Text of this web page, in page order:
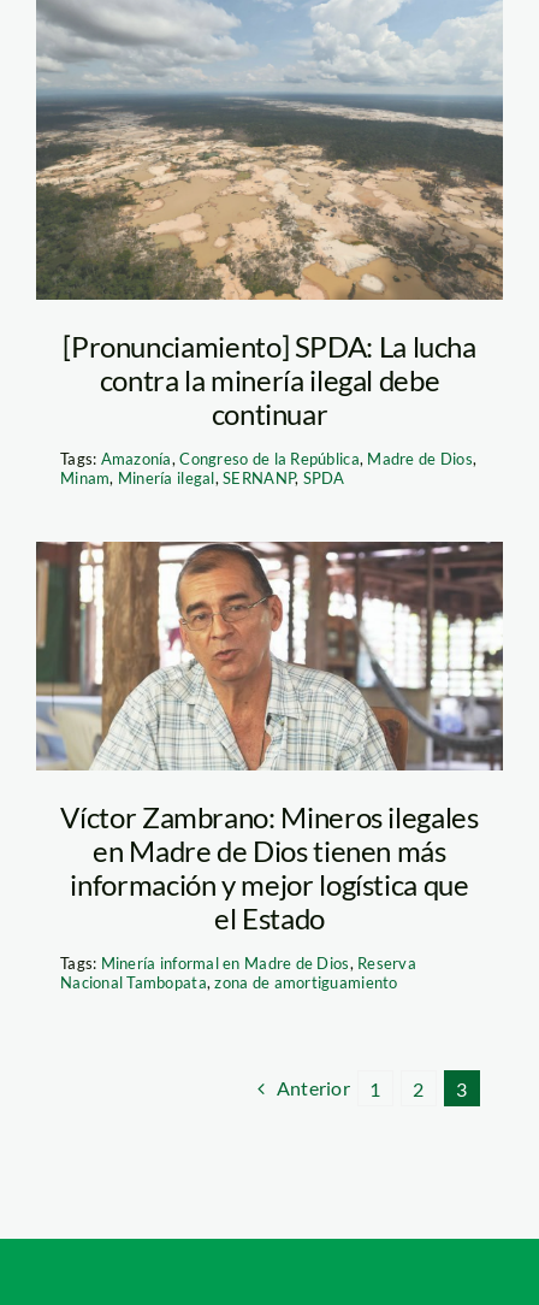
[Pronunciamiento] SPDA: La lucha
contra la minería ilegal debe
continuar
Tags: Amazonía,Congreso de la República, Madre de Dios,
Minam, Minería ilegal,SERNANP, SPDA
Víctor Zambrano.
Víctor Zambrano: Mineros ilegales
en Madre de Dios tienen más
información y mejor logística que
el Estado
Tags: Minería informal en Madre de Dios, Reserva
Nacional Tambopata,zona de amortiguamiento
Anterior 1 2 3